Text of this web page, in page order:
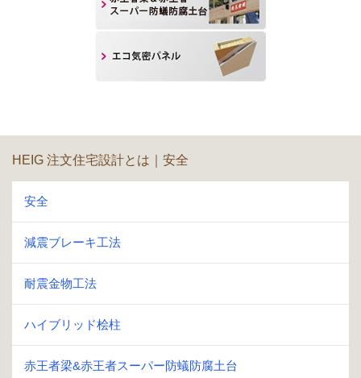
HEIG 注文住宅設計とは｜安全
安全
減震ブレーキ工法
耐震金物工法
ハイブリッド桧柱
赤王者梁&赤王者スーパー防蟻防腐土台